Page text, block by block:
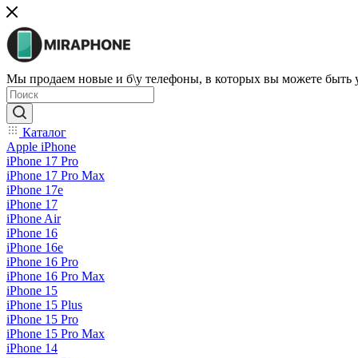
Мы продаем новые и б\у телефоны, в которых вы можете быть
Каталог
Apple iPhone
iPhone 17 Pro
iPhone 17 Pro Max
iPhone 17e
iPhone 17
iPhone Air
iPhone 16
iPhone 16e
iPhone 16 Pro
iPhone 16 Pro Max
iPhone 15
iPhone 15 Plus
iPhone 15 Pro
iPhone 15 Pro Max
iPhone 14